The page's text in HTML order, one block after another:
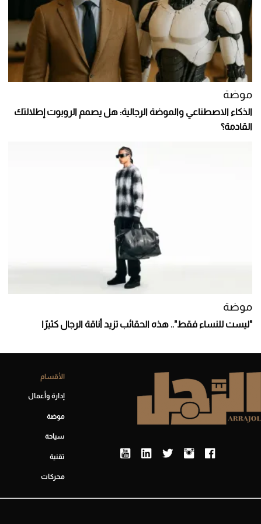
موضة
الذكاء الاصطناعي والموضة الرجالية: هل يصمم الروبوت إطلالتك
القادمة؟
موضة
"ليست للنساء فقط".. هذه الحقائب تزيد أناقة الرجال كثيرًا
الأقسام
إدارة وأعمال
موضة
سياحة
تقنية
محركات